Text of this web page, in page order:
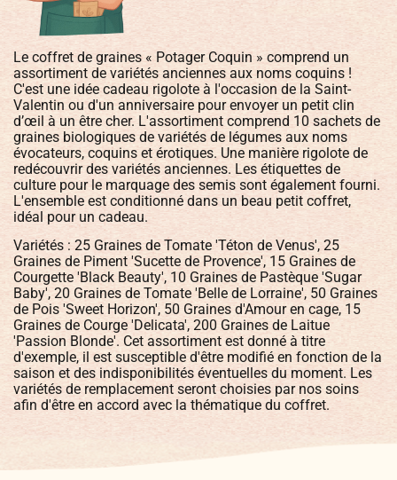
Le coffret de graines « Potager Coquin » comprend un
assortiment de variétés anciennes aux noms coquins !
C'est une idée cadeau rigolote à l'occasion de la Saint-
Valentin ou d'un anniversaire pour envoyer un petit clin
d’œil à un être cher. L'assortiment comprend 10 sachets de
graines biologiques de variétés de légumes aux noms
évocateurs, coquins et érotiques. Une manière rigolote de
redécouvrir des variétés anciennes. Les étiquettes de
culture pour le marquage des semis sont également fourni.
L'ensemble est conditionné dans un beau petit coffret,
idéal pour un cadeau.
Variétés : 25 Graines de Tomate 'Téton de Venus', 25
Graines de Piment 'Sucette de Provence', 15 Graines de
Courgette 'Black Beauty', 10 Graines de Pastèque 'Sugar
Baby', 20 Graines de Tomate 'Belle de Lorraine', 50 Graines
de Pois 'Sweet Horizon', 50 Graines d'Amour en cage, 15
Graines de Courge 'Delicata', 200 Graines de Laitue
'Passion Blonde'. Cet assortiment est donné à titre
d'exemple, il est susceptible d'être modifié en fonction de la
saison et des indisponibilités éventuelles du moment. Les
variétés de remplacement seront choisies par nos soins
afin d'être en accord avec la thématique du coffret.